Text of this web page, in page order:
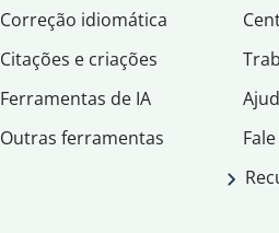
Correção idiomática
Citações e criações
Ferramentas de IA
Outras ferramentas